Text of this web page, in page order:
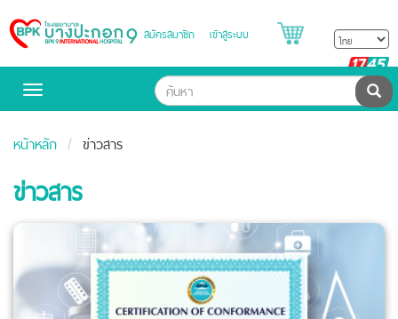
Bangpakok
Hospital
สมัครสมาชิก เข้าสู่ระบบ
Toggle
ค้น
หน้าหลัก ข่าวสาร
ข่าวสาร